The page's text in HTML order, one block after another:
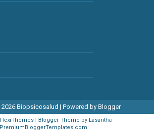
2026 Biopsicosalud | Powered by Blogger
FlexiThemes| Blogger Theme by Lasantha -
PremiumBloggerTemplates.com